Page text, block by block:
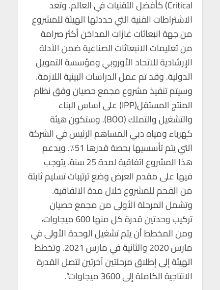
Critical) كأفضل التقنيات في العالم. وتعد
الاشتراطات الفنية التي حددتها الهيئة للمشروع
من جهة انبعاثات غازات المداخن أكثر صرامة
من تعليمات الانبعاثات الصناعية ضمن الأدلة
الإرشادية للاتحاد الأوروبي ومؤسسة التمويل
الدولية. وقد تم عمل الدراسات البيئية اللازمة.
وسيتم تنفيذ مشروع مجمع حصيان وفق نظام
المنتج المستقل(IPP) على أساس البناء
والتشغيل والتملك (BOO). وستكون هيئة
كهرباء ومياه دبي المساهم الرئيس في الشركة
التي يتم تأسسيها بحصة قدرها 51٪. ويدعم
هذا المشروع اتفاقية لمدة 25 سنة، يتوجب
فيها على مقدم العرض وضع ترتيبات تسليم ثابتة
من الفحم للمشروع خلال مدة الاتفاقية.
وتشمل المرحلة الأولى من مجمع حصيان
تركيب وحدتين قدرة كل منها 600 ميجاوات،
ومن المخطط أن يتم تشغيل الوحدة الأولى في
مارس 2020 والثانية في مارس 2021. وتخطط
الهيئة إلى إطلاق مرحلتين آخرتين لتصل القدرة
الانتاجية الكاملة إلى 3600 ميجاوات”.